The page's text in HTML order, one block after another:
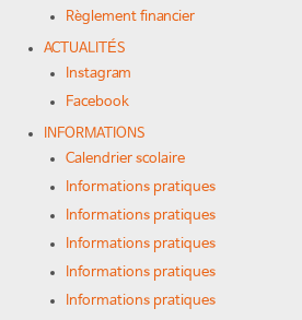
Règlement financier
ACTUALITÉS
Instagram
Facebook
INFORMATIONS
Calendrier scolaire
Informations pratiques
Informations pratiques
Informations pratiques
Informations pratiques
Informations pratiques